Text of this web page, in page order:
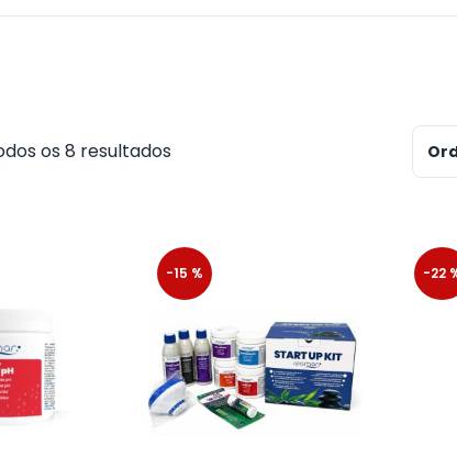
os 8 resultados
-15 % -22